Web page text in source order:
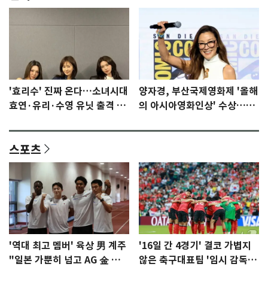
'효리수' 진짜 온다…소녀시대
효연·유리·수영 유닛 출격 [N
양자경, 부산국제영화제 '올해
의 아시아영화인상' 수상…15
스포츠
'역대 최고 멤버' 육상 男 계주
"일본 가뿐히 넘고 AG 金 따겠
'16일 간 4경기' 결코 가볍지
않은 축구대표팀 '임시 감독'